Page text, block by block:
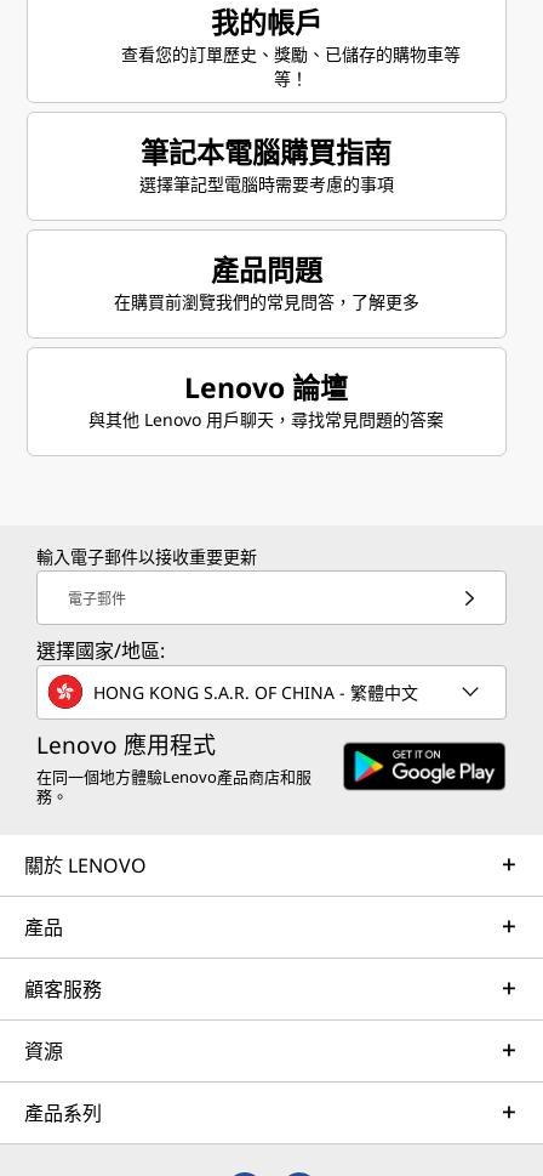
我的帳戶
查看您的訂單歷史、獎勵、已儲存的購物車等
等！
筆記本電腦購買指南
選擇筆記型電腦時需要考慮的事項
產品問題
在購買前瀏覽我們的常見問答，了解更多
Lenovo 論壇
與其他 Lenovo 用戶聊天，尋找常見問題的答案
輸入電子郵件以接收重要更新
電子郵件
選擇國家/地區:
HONG KONG S.A.R. OF CHINA - 繁體中文
Lenovo 應用程式
在同一個地方體驗Lenovo產品商店和服
務。
關於 LENOVO
產品
顧客服務
資源
產品系列